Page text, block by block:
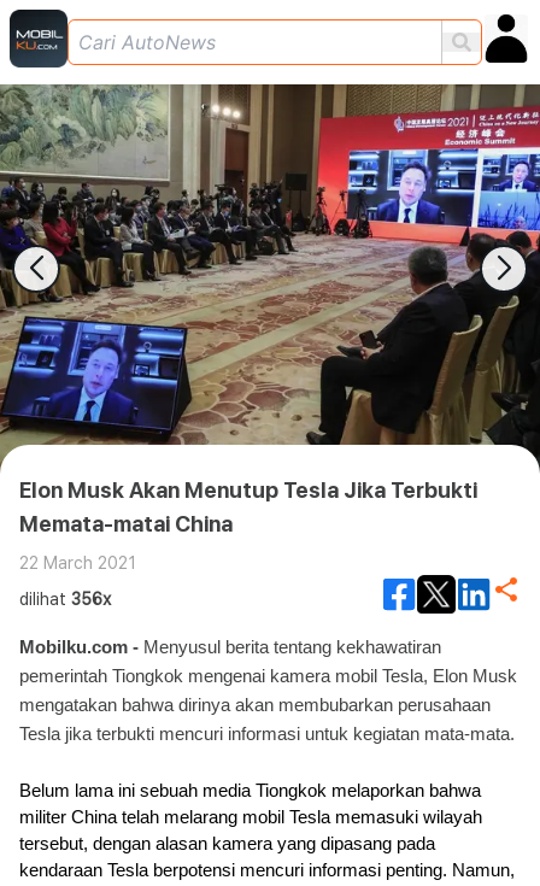
Elon Musk Akan Menutup Tesla Jika Terbukti
Memata-matai China
22 March 2021
dilihat 356x
Mobilku.com - Menyusul berita tentang kekhawatiran
pemerintah Tiongkok mengenai kamera mobil Tesla, Elon Musk
mengatakan bahwa dirinya akan membubarkan perusahaan
Tesla jika terbukti mencuri informasi untuk kegiatan mata-mata.
Belum lama ini sebuah media Tiongkok melaporkan bahwa
militer China telah melarang mobil Tesla memasuki wilayah
tersebut, dengan alasan kamera yang dipasang pada
kendaraan Tesla berpotensi mencuri informasi penting. Namun,